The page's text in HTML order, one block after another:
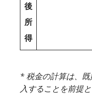
後
所
得
* 税金の計算は、
入することを前提と